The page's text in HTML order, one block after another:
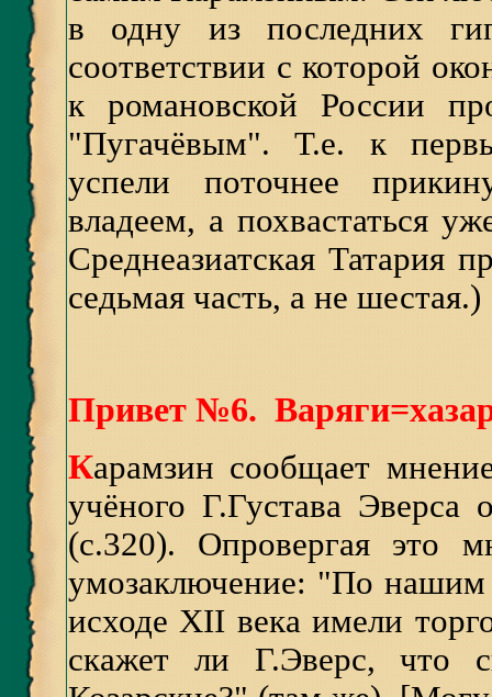
в одну из последних
соответствии с которой
к романовской России
"Пугачёвым". Т.е. к
успели поточнее
владеем, а похвастаться
Среднеазиатская Татария
седьмая часть, а не шестая.)
Привет №6.
Карамзин сообщает
учёного Г.Густава
(с.320). Опровергая это
умозаключение: "По нашим
исходе XII века имели
скажет ли Г.Эверс, что